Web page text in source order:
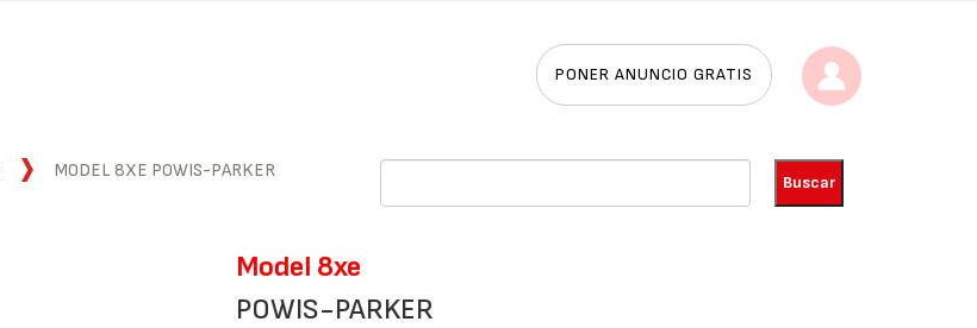
PONER ANUNCIO GRATIS
MODEL 8XE POWIS-PARKER
Model 8xe
POWIS-PARKER